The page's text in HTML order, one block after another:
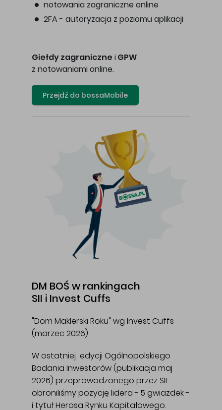
notowania zagraniczne online
2FA - autoryzacja z poziomu aplikacji
Giełdy zagraniczne i GPW
z notowaniami online.
Przejdź do bossaMobile
DM BOŚ w rankingach
SII i Invest Cuffs
"Dom Maklerski Roku" wg Invest Cuffs
(marzec 2026).
W ostatniej edycji Ogólnopolskiego
Badania Inwestorów (publikacja maj
2026) przeprowadzonego przez SII
obroniliśmy pozycję lidera - 5 gwiazdek -
i tytuł Herosa Rynku Kapitałowego.